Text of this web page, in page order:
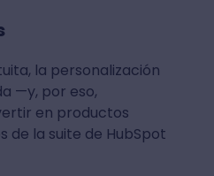
la personalización
—y, por eso,
en productos
de la suite de HubSpot